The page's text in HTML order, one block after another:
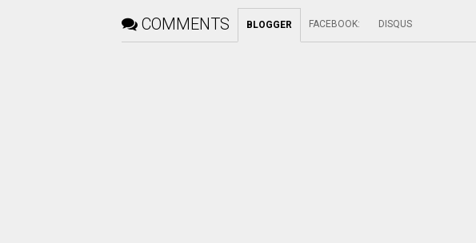
COMMENTS BLOGGER FACEBOOK: DISQUS